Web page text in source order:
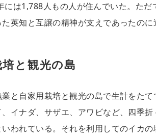
には1,788人もの人が住んでいた。た
英知と互譲の精神が支えであったのに
と観光の島
と自家用栽培と観光の島で生計をた
イナダ、サザエ、アワビなど、四季
われている。それを利用してのイカ